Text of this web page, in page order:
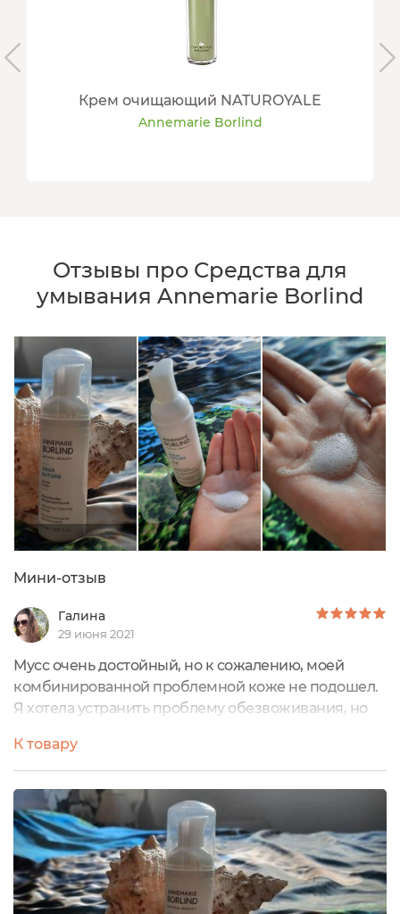
Крем очищающий NATUROYALE
Annemarie Borlind
Отзывы про Средства для
умывания Annemarie Borlind
Мини-отзыв
Галина
29 июня 2021
Мусс очень достойный, но к сожалению, моей
комбинированной проблемной коже не подошел.
Я хотела устранить проблему обезвоживания, но
Мусс очень вкусно пахнет. По консистенции как
легкое облачко, двух нажатий хватает умыть все
лицо и шею .
Сразу после умывания есть чувство напитанности
кожи, но мою тянуло.
Аромат парфюма заслуживает отдельного
внимания. Очень очень вкусный, легкий,
ненавязчивый, такой, какой я всегда жду от каждой
К товару